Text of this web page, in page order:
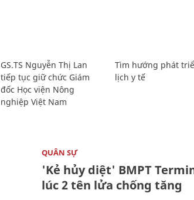
GS.TS Nguyễn Thị Lan
tiếp tục giữ chức Giám
đốc Học viện Nông
nghiệp Việt Nam
Tìm hướng phát
lịch y tế
QUÂN SỰ
'Kẻ hủy diệt' BMPT
lúc 2 tên lửa chống tăng